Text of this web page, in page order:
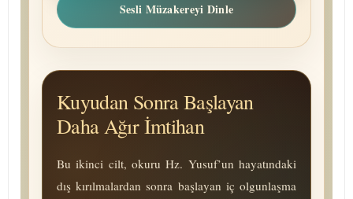
Sesli Müzakereyi Dinle
Kuyudan Sonra Başlayan
Daha Ağır İmtihan
Bu ikinci cilt, okuru Hz. Yusuf’un hayatındaki
dış kırılmalardan sonra başlayan iç olgunlaşma